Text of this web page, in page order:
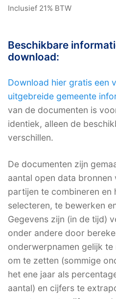
Inclusief 21% BTW
Beschikbare
download:
Download hier gratis een
uitgebreide gemeente
van de documenten is
identiek, alleen de
verschillen.
De documenten zijn
aantal open data bronnen
partijen te combineren en
selecteren, te bewerken
Gegevens zijn (in de tijd)
onder andere door
onderwerpnamen gelijk
om te zetten (sommige
het ene jaar als
aantal) en cijfers te